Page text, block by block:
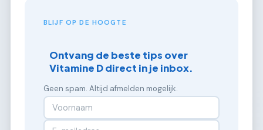
BLIJF OP DE HOOGTE
Ontvang de beste tips over
Vitamine D direct in je inbox.
Geen spam. Altijd afmelden mogelijk.